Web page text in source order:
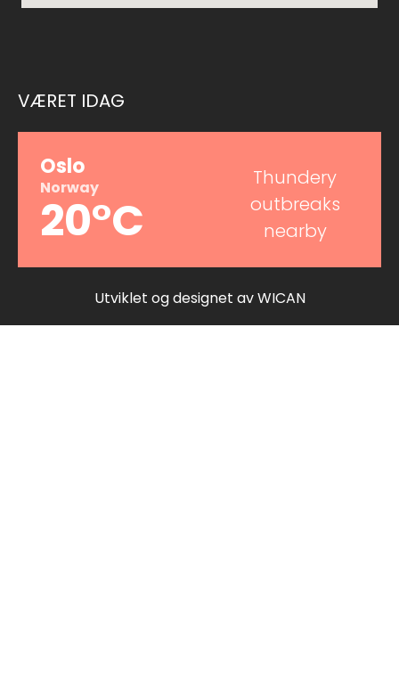
VÆRET IDAG
Oslo
Norway
20°C
Thundery
outbreaks
nearby
Utviklet og designet avWICAN